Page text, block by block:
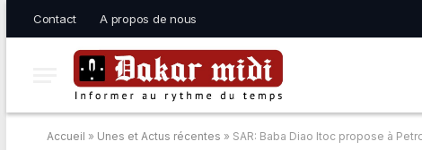
Contact A propos de nous
Accueil » Unes et Actus récentes » SAR: Baba Diao Itoc propose à